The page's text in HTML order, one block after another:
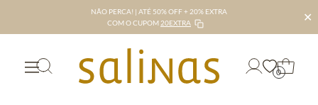
NÃO PERCA! | ATÉ 50% OFF + 20% EXTRA
COM O CUPOM 20EXTRA ✕
0